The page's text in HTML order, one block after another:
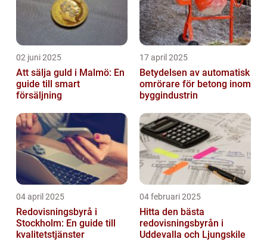
02 juni 2025
Att sälja guld i Malmö: En
guide till smart
försäljning
17 april 2025
Betydelsen av automatisk
omrörare för betong inom
byggindustrin
04 april 2025
Redovisningsbyrå i
Stockholm: En guide till
kvalitetstjänster
04 februari 2025
Hitta den bästa
redovisningsbyrån i
Uddevalla och Ljungskile